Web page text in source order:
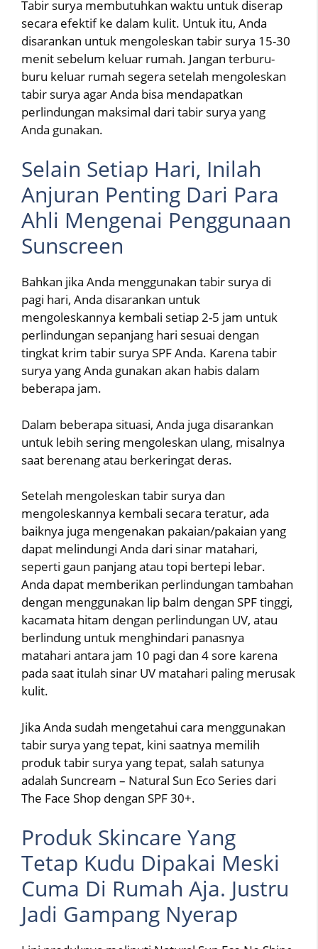
Tabir surya membutuhkan waktu untuk diserap
secara efektif ke dalam kulit. Untuk itu, Anda
disarankan untuk mengoleskan tabir surya 15-30
menit sebelum keluar rumah. Jangan terburu-
buru keluar rumah segera setelah mengoleskan
tabir surya agar Anda bisa mendapatkan
perlindungan maksimal dari tabir surya yang
Anda gunakan.
Selain Setiap Hari, Inilah
Anjuran Penting Dari Para
Ahli Mengenai Penggunaan
Sunscreen
Bahkan jika Anda menggunakan tabir surya di
pagi hari, Anda disarankan untuk
mengoleskannya kembali setiap 2-5 jam untuk
perlindungan sepanjang hari sesuai dengan
tingkat krim tabir surya SPF Anda. Karena tabir
surya yang Anda gunakan akan habis dalam
beberapa jam.
Dalam beberapa situasi, Anda juga disarankan
untuk lebih sering mengoleskan ulang, misalnya
saat berenang atau berkeringat deras.
Setelah mengoleskan tabir surya dan
mengoleskannya kembali secara teratur, ada
baiknya juga mengenakan pakaian/pakaian yang
dapat melindungi Anda dari sinar matahari,
seperti gaun panjang atau topi bertepi lebar.
Anda dapat memberikan perlindungan tambahan
dengan menggunakan lip balm dengan SPF tinggi,
kacamata hitam dengan perlindungan UV, atau
berlindung untuk menghindari panasnya
matahari antara jam 10 pagi dan 4 sore karena
pada saat itulah sinar UV matahari paling merusak
kulit.
Jika Anda sudah mengetahui cara menggunakan
tabir surya yang tepat, kini saatnya memilih
produk tabir surya yang tepat, salah satunya
adalah Suncream – Natural Sun Eco Series dari
The Face Shop dengan SPF 30+.
Produk Skincare Yang
Tetap Kudu Dipakai Meski
Cuma Di Rumah Aja. Justru
Jadi Gampang Nyerap